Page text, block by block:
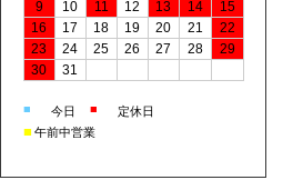
9
10 11 12 13 14
15
16
17 18 19 20 21
22
23
24 25 26 27 28
29
30
31
■ 今日 ■ 定休日
■ 午前中営業